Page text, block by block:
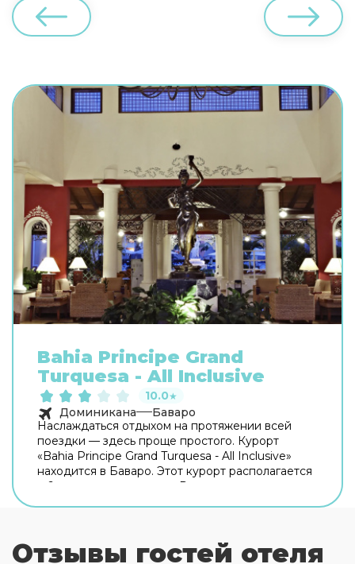
Bahia Principe Grand
Turquesa - All Inclusive
10.0★
Доминикана
Баваро
Наслаждаться отдыхом на протяжении всей
поездки — здесь проще простого. Курорт
«Bahia Principe Grand Turquesa - All Inclusive»
находится в Баваро. Этот курорт располагается
в 6 км от центра города. Рядом с курортом
провести время перед сном в уютной
Отзывы гостей отеля